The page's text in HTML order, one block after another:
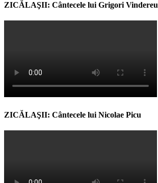
ZICĂLAŞII: Cântecele lui Grigori Vindereu
ZICĂLAŞII: Cântecele lui Nicolae Picu